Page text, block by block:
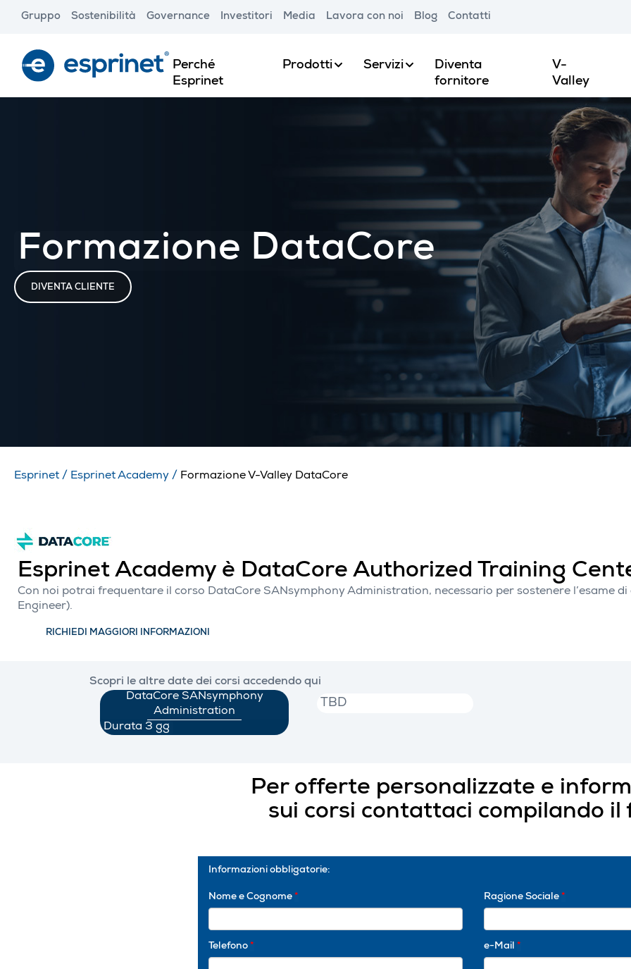
content
Gruppo Sostenibilità Governance Investitori Media Lavora con noi Blog Contatti
Perché
Esprinet
Prodotti Servizi
Diventa
fornitore
V-
Valley
Formazione DataCore
DIVENTA CLIENTE
Esprinet / Esprinet Academy / Formazione V-Valley DataCore
Esprinet Academy è DataCore Authorized Training
Con noi potrai frequentare il corso DataCore SANsymphony Administration, necessario per sostenere l’esame
Engineer).
RICHIEDI MAGGIORI INFORMAZIONI
Scopri le altre date dei corsi accedendo qui
DataCore SANsymphony
Administration
Durata 3 gg
TBD
Per offerte personalizzate e
sui corsi contattaci compilando il
Informazioni obbligatorie:
Nome e Cognome * Ragione Sociale *
Telefono * e-Mail *